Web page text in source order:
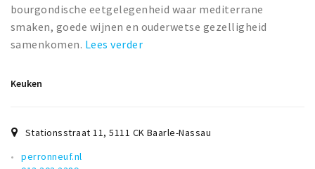
Breda Student Shop
Draai aan het rad!
Sport
Agenda
Bezienswaardigheden
bourgondische eetgelegenheid waar mediterrane
smaken, goede wijnen en ouderwetse gezelligheid
samenkomen. Lees verder
Keuken
Stationsstraat 11,5111 CK Baarle-Nassau
perronneuf.nl